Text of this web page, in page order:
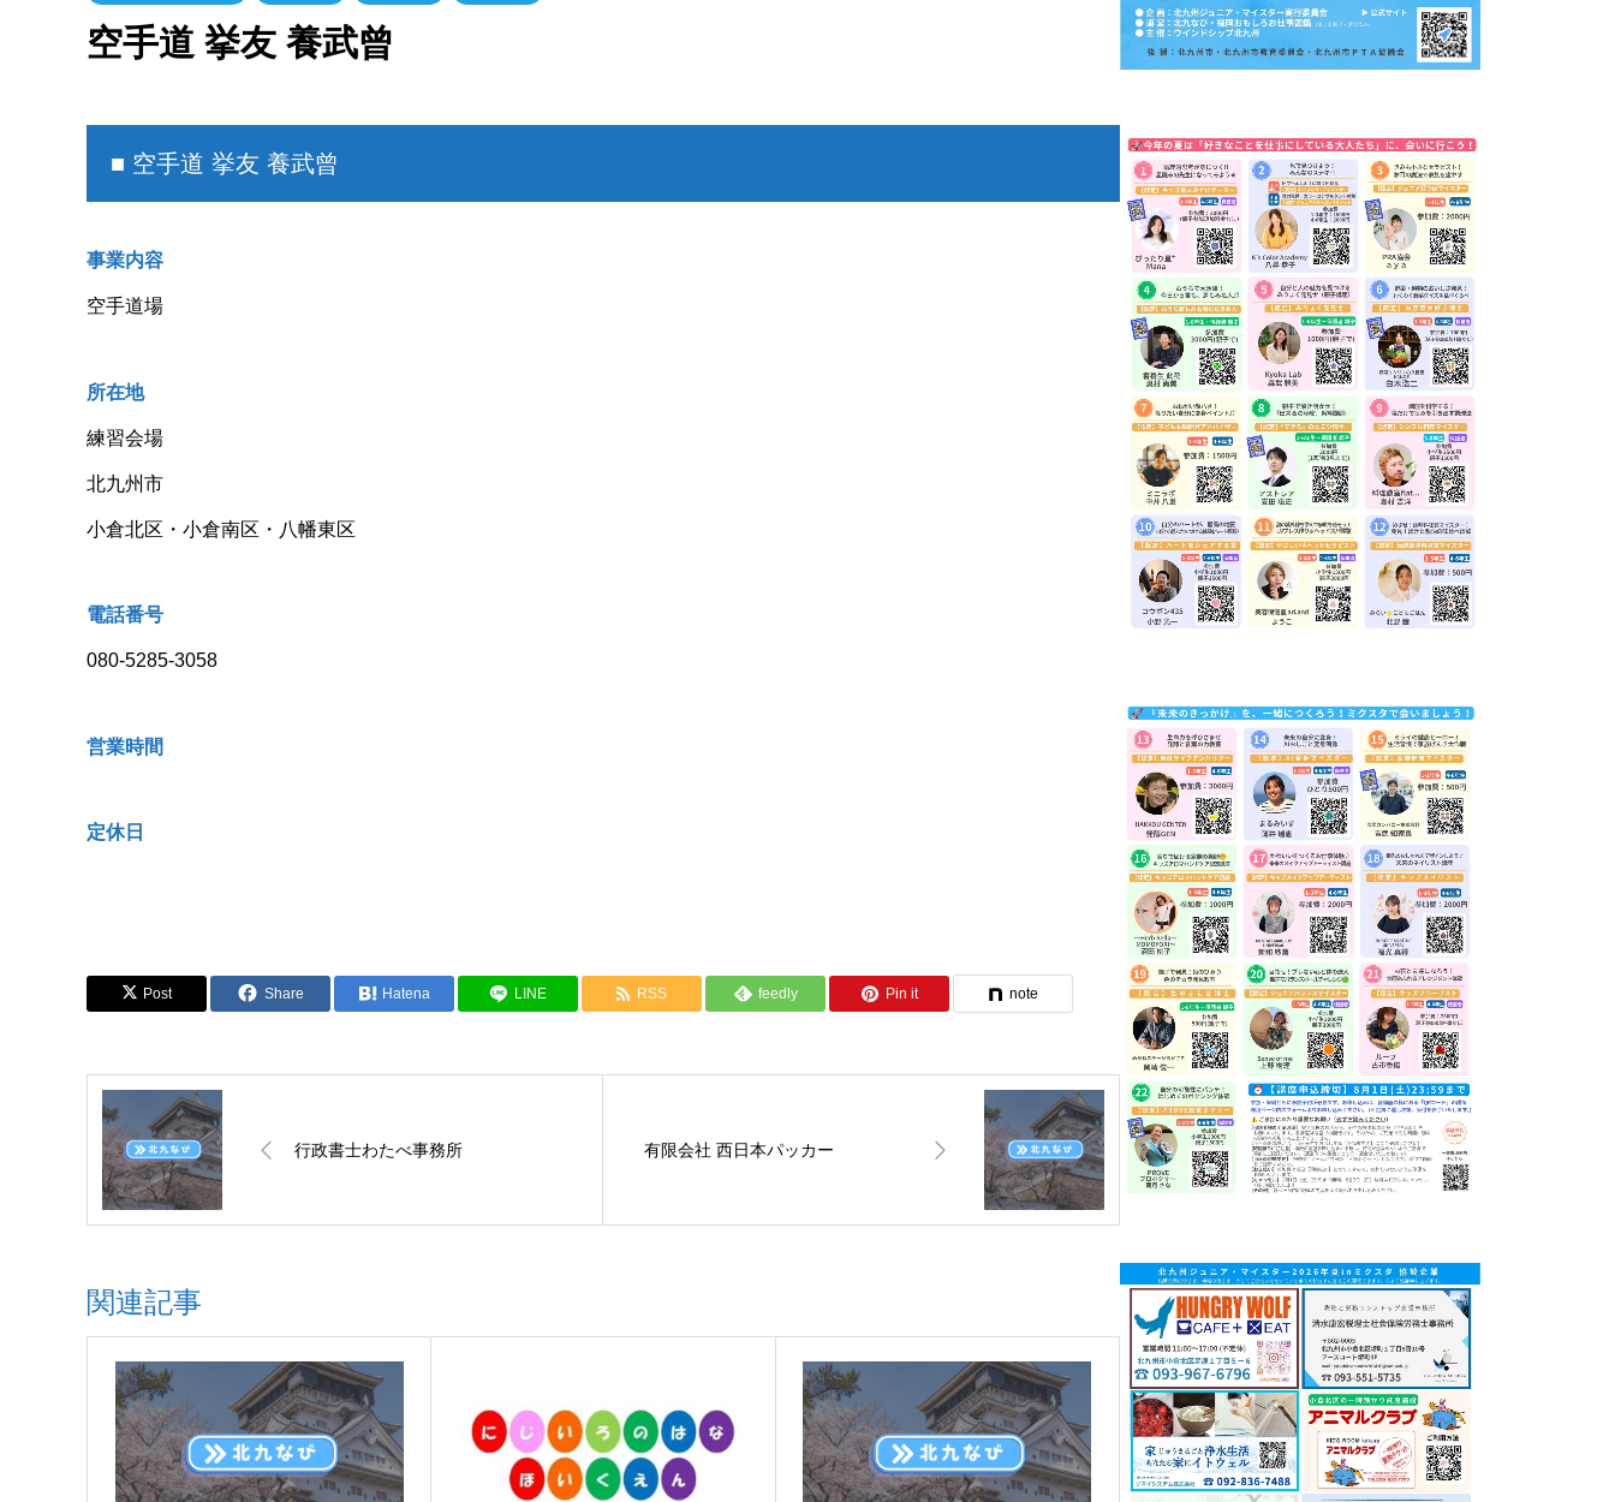
空手道 挙友 養武曾
■ 空手道 挙友 養武曾
事業内容
空手道場
所在地
練習会場
北九州市
小倉北区・小倉南区・八幡東区
電話番号
080-5285-3058
営業時間
定休日
Post Share Hatena LINE RSS feedly Pin it note
行政書士わたべ事務所 有限会社 西日本パッカー
関連記事